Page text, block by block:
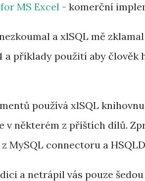
MS Excel - komerční
a xlSQL mě
a příklady použití aby člověk
používá xlSQL
v některém z příštích dílů.
MySQL connectoru a
a netrápil vás pouze